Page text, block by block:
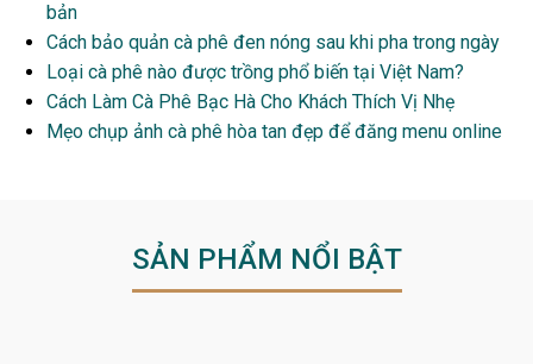
bản
Cách bảo quản cà phê đen nóng sau khi pha trong ngày
Loại cà phê nào được trồng phổ biến tại Việt Nam?
Cách Làm Cà Phê Bạc Hà Cho Khách Thích Vị Nhẹ
Mẹo chụp ảnh cà phê hòa tan đẹp để đăng menu online
SẢN PHẨM NỔI BẬT